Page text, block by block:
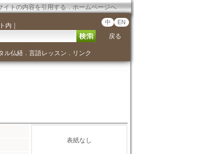
イトの内容を引用する．ホームページへ
内 ｜ 中 EN
戻る
ル仏経． 言語レッスン ． リンク
表紙なし